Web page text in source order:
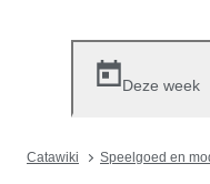
Deze week
Catawiki Speelgoed en